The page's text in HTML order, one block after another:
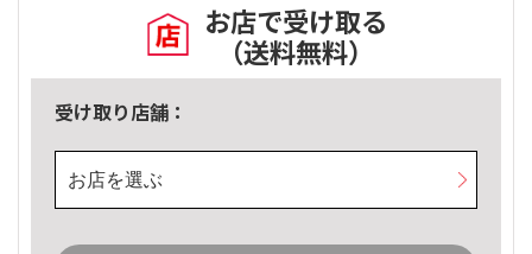
お店で受け取る
（送料無料）
受け取り店舗：
お店を選ぶ